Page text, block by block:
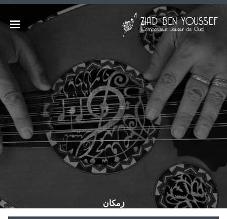
Skip
content
زياد بن يوسف | الموقع الرسمي
COMPOSITEUR, JOUEUR DE OUD,
MUSIQUES D'ORIENT CONTEMPORAIN
Open
زمكان